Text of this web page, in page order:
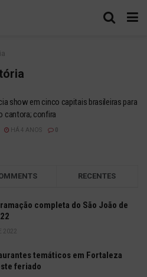
show em cinco capitais brasileiras para
cantora; confira
HÁ 4 ANOS
RECENTES
completa do São João de
2022
temáticos em Fortaleza
feriado